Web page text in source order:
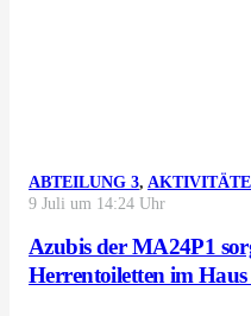
ABTEILUNG 3,
9 Juli um 14:24 Uhr
Azubis der MA24P1
Herrentoiletten im Haus